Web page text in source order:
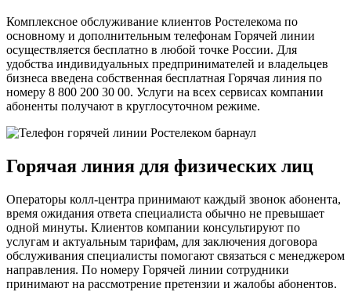
Комплексное обслуживание клиентов Ростелекома по
основному и дополнительным телефонам Горячей линии
осуществляется бесплатно в любой точке России. Для
удобства индивидуальных предпринимателей и владельцев
бизнеса введена собственная бесплатная Горячая линия по
номеру 8 800 200 30 00. Услуги на всех сервисах компании
абоненты получают в круглосуточном режиме.
Горячая линия для физических лиц
Операторы колл-центра принимают каждый звонок абонента,
время ожидания ответа специалиста обычно не превышает
одной минуты. Клиентов компании консультируют по
услугам и актуальным тарифам, для заключения договора
обслуживания специалисты помогают связаться с менеджером
направления. По номеру Горячей линии сотрудники
принимают на рассмотрение претензии и жалобы абонентов.